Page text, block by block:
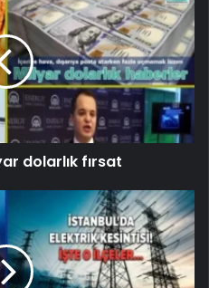
dolarlık fırsat